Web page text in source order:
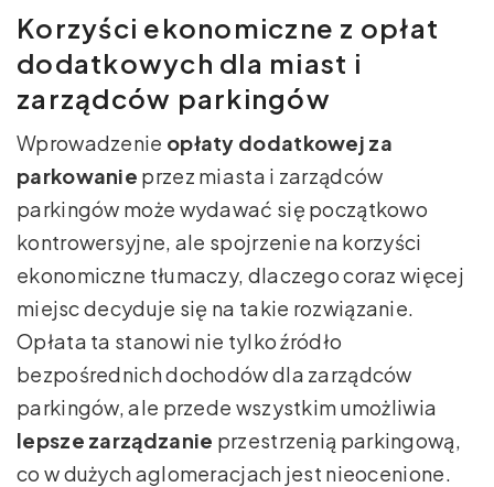
Korzyści ekonomiczne z opłat
dodatkowych dla miast i
zarządców parkingów
Wprowadzenie opłaty dodatkowej za
parkowanie przez miasta i zarządców
parkingów może wydawać się początkowo
kontrowersyjne, ale spojrzenie na korzyści
ekonomiczne tłumaczy, dlaczego coraz więcej
miejsc decyduje się na takie rozwiązanie.
Opłata ta stanowi nie tylko źródło
bezpośrednich dochodów dla zarządców
parkingów, ale przede wszystkim umożliwia
lepsze zarządzanie przestrzenią parkingową,
co w dużych aglomeracjach jest nieocenione.